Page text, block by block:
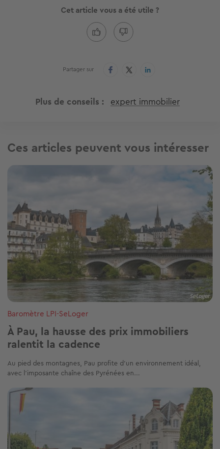
Cet article vous a été utile ?
Partager sur
Plus de conseils expert immobilier
Ces articles peuvent vous intéresser
Baromètre LPI-SeLoger
À Pau, la hausse des prix immobiliers
ralentit la cadence
Au pied des montagnes, Pau profite d’un environnement idéal,
avec l’imposante chaîne des Pyrénées en...
Image